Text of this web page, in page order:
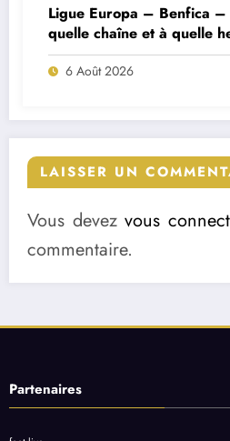
Ligue Europa – Benfica
quelle chaîne et à quelle
match ?
6 Août 2026
LAISSER UN
Vous devezvous
commentaire.
Partenaires